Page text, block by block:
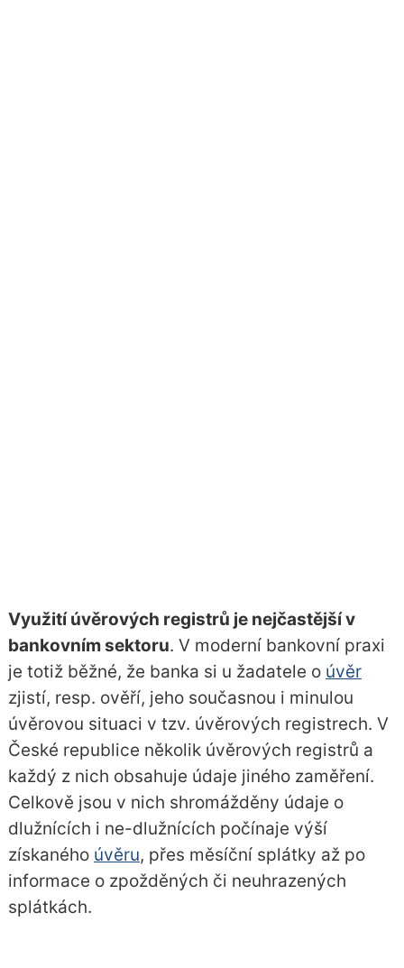
Využití úvěrových registrů je nejčastější v
bankovním sektoru. V moderní bankovní praxi
je totiž běžné, že banka si u žadatele o úvěr
zjistí, resp. ověří, jeho současnou i minulou
úvěrovou situaci v tzv. úvěrových registrech. V
České republice několik úvěrových registrů a
každý z nich obsahuje údaje jiného zaměření.
Celkově jsou v nich shromážděny údaje o
dlužnících i ne-dlužnících počínaje výší
získaného úvěru, přes měsíční splátky až po
informace o zpožděných či neuhrazených
splátkách.